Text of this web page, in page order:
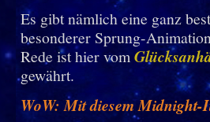
Es gibt nämlich eine ganz
besonderer Sprung-
Rede ist hier vom
gewährt.
WoW: Mit diesem Midnight-